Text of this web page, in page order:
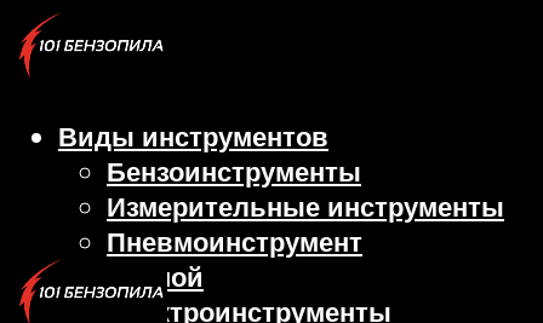
Виды инструментов
Бензоинструменты
Измерительные инструменты
Пневмоинструмент
Ручной
Электроинструменты